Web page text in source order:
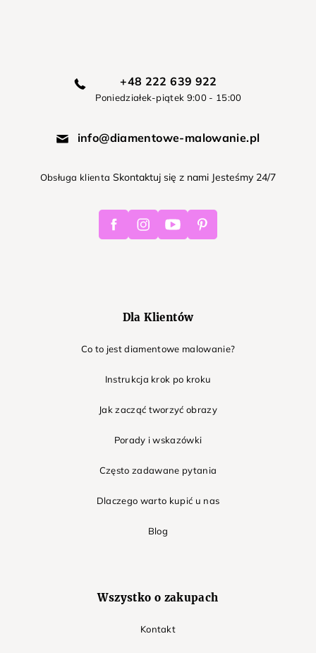
+48 222 639 922
Poniedziałek-piątek 9:00 - 15:00
info@diamentowe-malowanie.pl
Obsługa klienta Skontaktuj się z nami Jesteśmy 24/7
FacebookInstagramYoutube Pinterest
Dla Klientów
Co to jest diamentowe malowanie?
Instrukcja krok po kroku
Jak zacząć tworzyć obrazy
Porady i wskazówki
Często zadawane pytania
Dlaczego warto kupić u nas
Blog
Wszystko o zakupach
Kontakt